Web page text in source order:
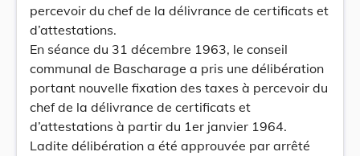
percevoir du chef de la délivrance de certificats et
d’attestations.
En séance du 31 décembre 1963, le conseil
communal de Bascharage a pris une délibération
portant nouvelle fixation des taxes à percevoir du
chef de la délivrance de certificats et
d’attestations à partir du 1er janvier 1964.
Ladite délibération a été approuvée par arrêté